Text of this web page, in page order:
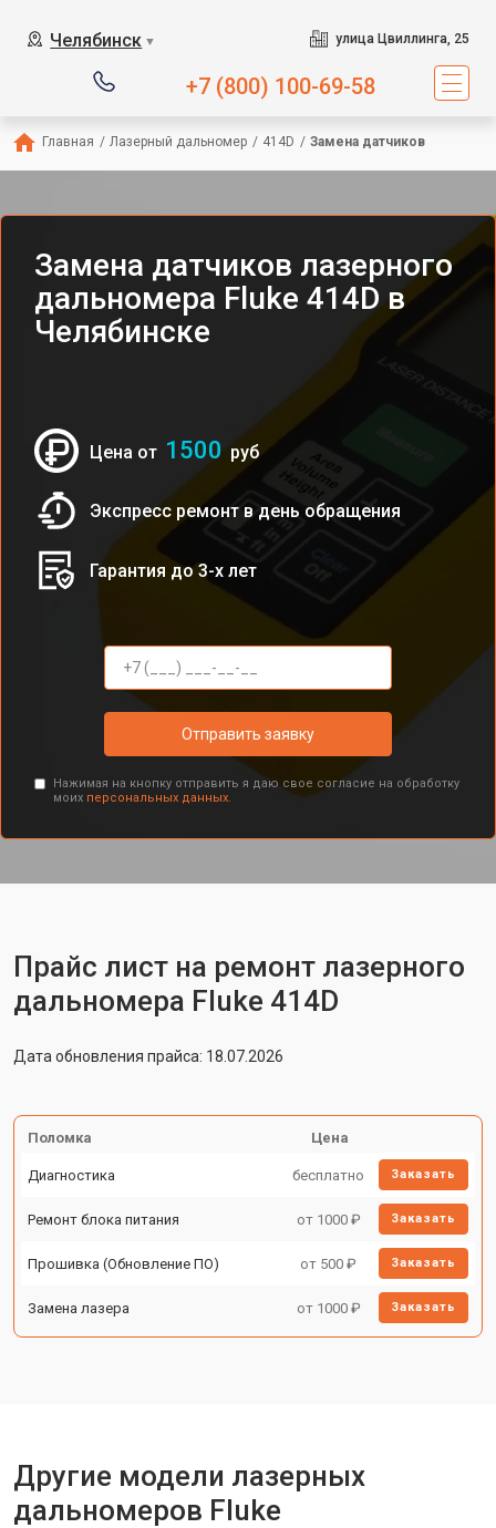
Челябинск ▼ улица Цвиллинга, 25
+7 (800) 100-69-58
Главная / Лазерный дальномер / 414D / Замена датчиков
Замена датчиков лазерного
дальномера Fluke 414D в
Челябинске
Цена от 1500руб
Экспресс ремонт в день обращения
Гарантия до 3-х лет
Отправить заявку
Нажимая на кнопку отправить я даю свое согласие на обработку
моих персональных данных.
Прайс лист на ремонт лазерного
дальномера Fluke 414D
Дата обновления прайса: 18.07.2026
Поломка Цена
Диагностика бесплатно Заказать
Ремонт блока питания от 1000 ₽ Заказать
Прошивка (Обновление ПО) от 500 ₽ Заказать
Замена лазера от 1000 ₽ Заказать
Другие модели лазерных
дальномеров Fluke